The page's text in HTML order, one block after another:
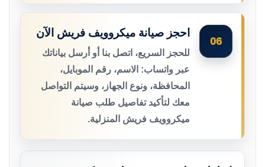
06
احجز صيانة ميكروويف فريش الآن
للحجز السريع، اتصل بنا أو أرسل بياناتك
عبر واتساب: الاسم، رقم الموبايل،
المحافظة، ونوع الجهاز، وسيتم التواصل
معك لتأكيد تفاصيل طلب صيانة
ميكروويف فريش المنزلية.